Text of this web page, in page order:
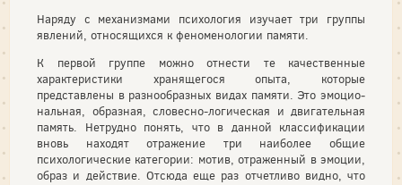
Наряду с механизмами психология изучает три группы
явлений, относящих­ся к феноменологии памяти.
К первой группе можно отнести те качественные
характеристики хранящего­ся опыта, которые
представлены в разнообразных видах памяти. Это эмоцио­
нальная, образная, словесно-логическая и двигательная
память. Нетрудно по­нять, что в данной классификации
вновь находят отражение три наиболее об­щие
психологические категории: мотив, отраженный в эмоции,
образ и действие. Отсюда еще раз отчетливо видно, что